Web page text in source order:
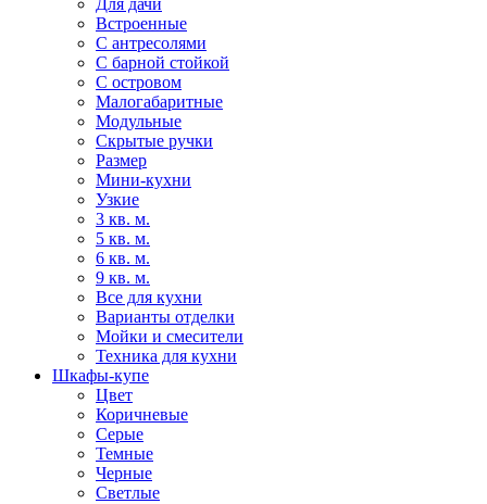
Для дачи
Встроенные
С антресолями
С барной стойкой
С островом
Малогабаритные
Модульные
Скрытые ручки
Размер
Мини-кухни
Узкие
3 кв. м.
5 кв. м.
6 кв. м.
9 кв. м.
Все для кухни
Варианты отделки
Мойки и смесители
Техника для кухни
Шкафы-купе
Цвет
Коричневые
Серые
Темные
Черные
Светлые